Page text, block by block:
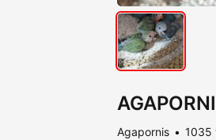
Agapornis 1035